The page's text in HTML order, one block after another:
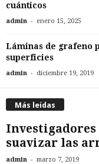
cuánticos
admin - enero 15, 2025
Láminas de grafeno
superficies
admin - diciembre 19, 2019
Más leídas
suavizar las
admin - marzo 7, 2019